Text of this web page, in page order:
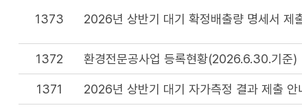
1373 2026년 상반기 대기 확정배출량 명세서 제
1372 환경전문공사업 등록현황(2026.6.30.기준)
1371 2026년 상반기 대기 자가측정 결과 제출 안